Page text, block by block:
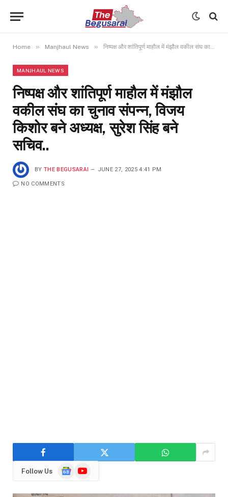
Home » Manjhaul News » निष्पक्ष और शांतिपूर्ण माहौल में मंझौल वकील संघ का चुनाव संपन्न, विजय किशोर बने अध्यक्ष, सुरेश सिंह बने सचिव..
MANJHAUL NEWS
निष्पक्ष और शांतिपूर्ण माहौल में मंझौल
वकील संघ का चुनाव संपन्न, विजय
किशोर बने अध्यक्ष, सुरेश सिंह बने
सचिव..
BY THE BEGUSARAI JUNE 27, 2025 4:41 PM
NO COMMENTS
Follow Us
GoogleYouTube